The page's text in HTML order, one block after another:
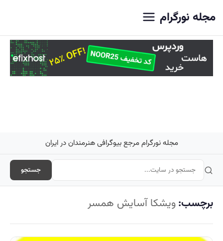
مجله نورگرام
مجله نورگرام مرجع بیوگرافی هنرمندان در ایران
جستجو
برچسب:ویشکا آسایش همسر